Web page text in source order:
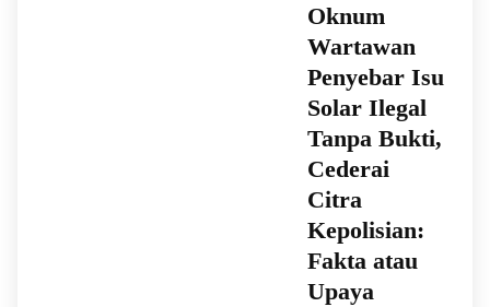
Oknum
Wartawan
Penyebar Isu
Solar Ilegal
Tanpa Bukti,
Cederai
Citra
Kepolisian:
Fakta atau
Upaya